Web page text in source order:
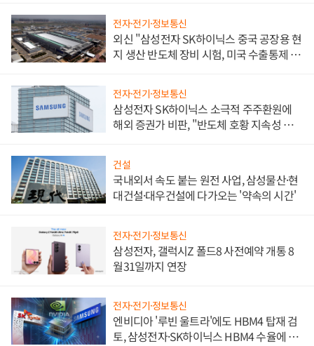
전자·전기·정보통신
외신 "삼성전자 SK하이닉스 중국 공장용 현
지 생산 반도체 장비 시험, 미국 수출통제 대
전자·전기·정보통신
삼성전자 SK하이닉스 소극적 주주환원에
해외 증권가 비판, "반도체 호황 지속성 의
건설
국내외서 속도 붙는 원전 사업, 삼성물산·현
대건설·대우건설에 다가오는 '약속의 시간'
전자·전기·정보통신
삼성전자, 갤럭시Z 폴드8 사전예약 개통 8
월31일까지 연장
전자·전기·정보통신
엔비디아 '루빈 울트라'에도 HBM4 탑재 검
토, 삼성전자·SK하이닉스 HBM4 수율에 주